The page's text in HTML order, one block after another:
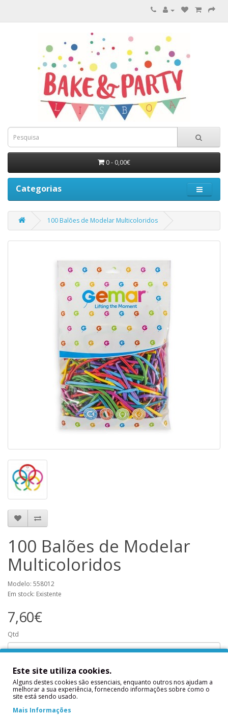
0 - 0,00€
Categorias
100 Balões de Modelar Multicoloridos
100 Balões de Modelar
Multicoloridos
Modelo: 558012
Em stock: Existente
7,60€
Qtd
Adicionar
Descrição
Este site utiliza cookies.
Alguns destes cookies são essenciais, enquanto outros nos ajudam a
melhorar a sua experiência, fornecendo informações sobre como o
site está sendo usado.
Mais Informações